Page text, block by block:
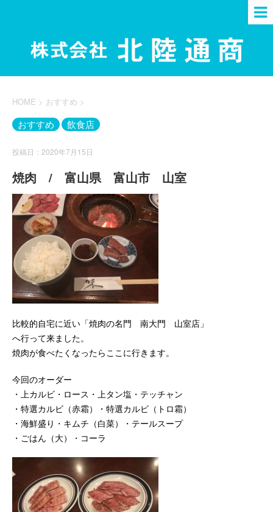
HOME > おすすめ >
おすすめ 飲食店
投稿日：2020年7月15日
焼肉 / 富山県 富山市 山室
比較的自宅に近い「焼肉の名門 南大門 山室店」
へ行って来ました。
焼肉が食べたくなったらここに行きます。
今回のオーダー
・上カルビ・ロース・上タン塩・テッチャン
・特選カルビ（赤霜）・特選カルビ（トロ霜）
・海鮮盛り・キムチ（白菜）・テールスープ
・ごはん（大）・コーラ